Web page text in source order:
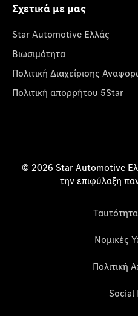
Σχετικά με μας
Star Automotive Ελλάς
Βιωσιμότητα
Πολιτική Διαχείρισης
Πολιτική απορρήτου 5Star
© 2026 Star Automotive
την επιφύλαξη
Νομικές
Πολιτική
Social